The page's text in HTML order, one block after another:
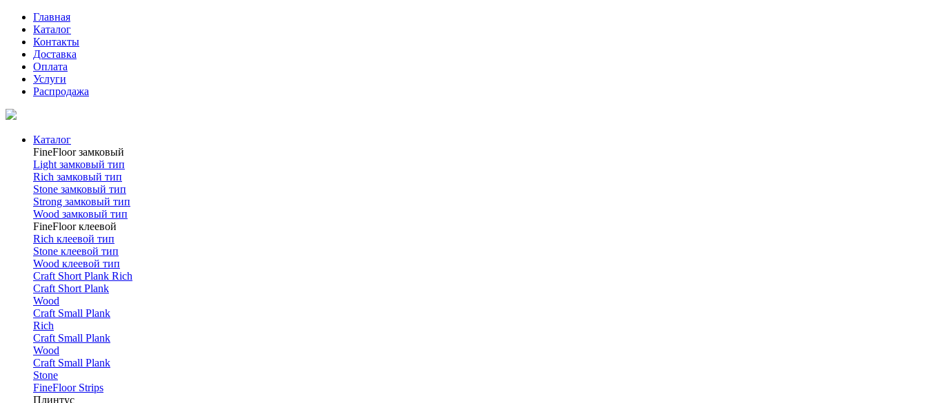
Главная
Каталог
Контакты
Доставка
Оплата
Услуги
Распродажа
Каталог
FineFloor замковый
Light замковый тип
Rich замковый тип
Stone замковый тип
Strong замковый тип
Wood замковый тип
FineFloor клеевой
Rich клеевой тип
Stone клеевой тип
Wood клеевой тип
Craft Short Plank Rich
Craft Short Plank
Wood
Craft Small Plank
Rich
Craft Small Plank
Wood
Craft Small Plank
Stone
FineFloor Strips
Плинтус